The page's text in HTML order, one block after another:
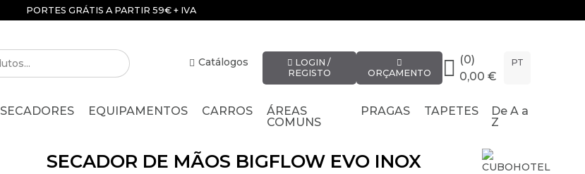
PORTES GRÁTIS A PARTIR 59€ + IVA
Catálogos
LOGIN /
REGISTO
ORÇAMENTO
(0)
0,00 €
PT
SECADORES EQUIPAMENTOS CARROS
ÁREAS
COMUNS
PRAGAS TAPETES
De A a
Z
SECADOR DE MÃOS BIGFLOW EVO INOX